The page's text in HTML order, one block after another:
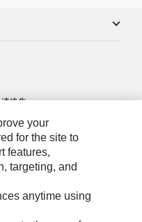
絡先
your
for the site to
features,
targeting, and
anytime using